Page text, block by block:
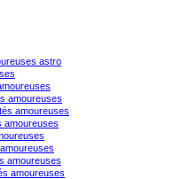
astro
amoureuses
amoureuses
amoureuses
amoureuses
amoureuses